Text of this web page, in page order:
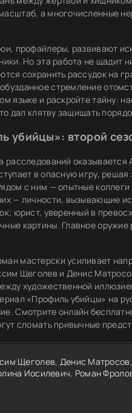
а многочисленные
профайлеры, развивают
Но эта работа не щадит
сохранить рассудок на
стремление
языке и раскройте тайну:
дал клятву защищать
убийцы»: второй
расследований
в опасную игру,
с ним — опытные
— личности, вызывающие
юрист, уверенный в
картины. Главное
мастерски усиливает
Щеголев и Денис
художественной
«Профиль убийцы» на
Смотрите онлайн
сломать привычные
Щеголев, Денис Матросов,
Иосилевич, Роман